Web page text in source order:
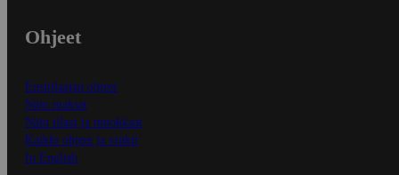
Ohjeet
Ensitilaajan ohjeet
Näin maksat
Näin tilaat ja muokkaat
Kaikki ohjeet ja vinkit
In English